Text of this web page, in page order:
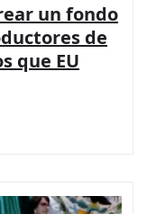
un fondo
de
que EU